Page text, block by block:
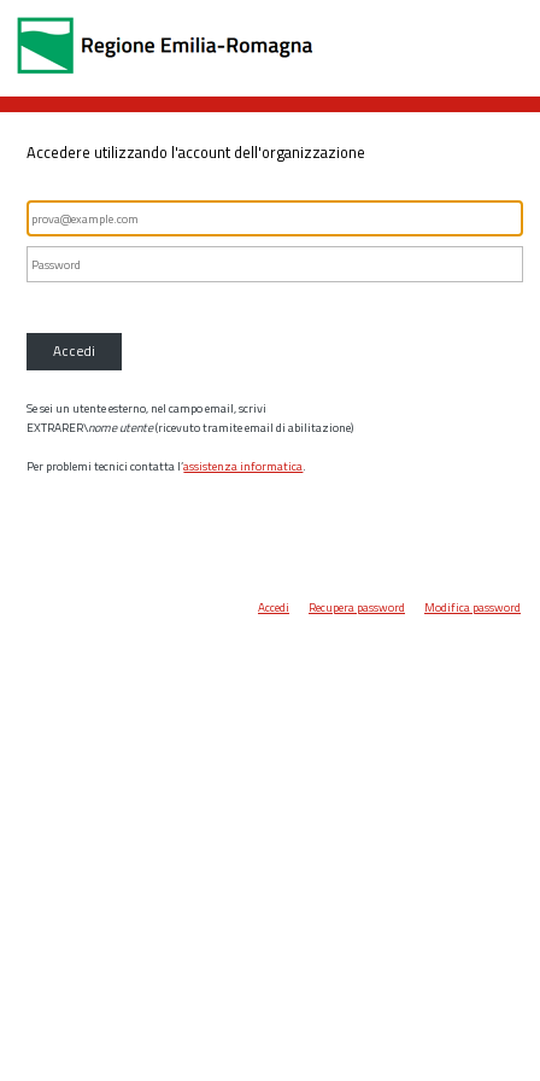
Accedere utilizzando l'account dell'organizzazione
Accedi
Se sei un utente esterno, nel campo email, scrivi
EXTRARER\nome utente(ricevuto tramite email di abilitazione)
Per problemi tecnici contatta l’assistenza informatica.
Accedi Recupera password Modifica password